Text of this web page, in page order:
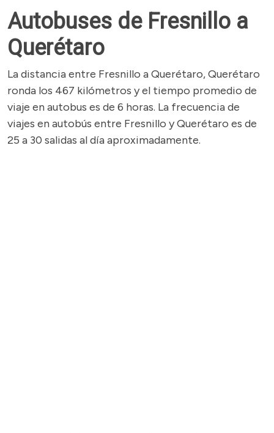
Autobuses de Fresnillo a
Querétaro
La distancia entre Fresnillo a Querétaro, Querétaro
ronda los 467 kilómetros y el tiempo promedio de
viaje en autobus es de 6 horas. La frecuencia de
viajes en autobús entre Fresnillo y Querétaro es de
25 a 30 salidas al día aproximadamente.